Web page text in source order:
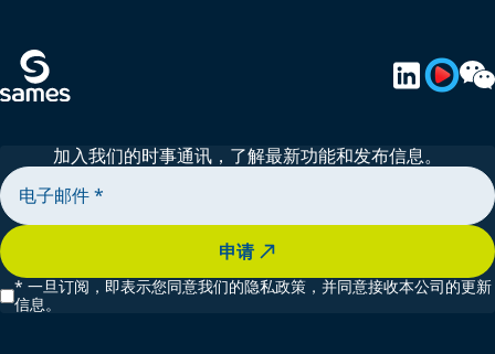
加入我们的时事通讯，了解最新功能和发布信息。
申请
* 一旦订阅，即表示您同意我们的隐私政策，并同意接收本公司的更新
信息。